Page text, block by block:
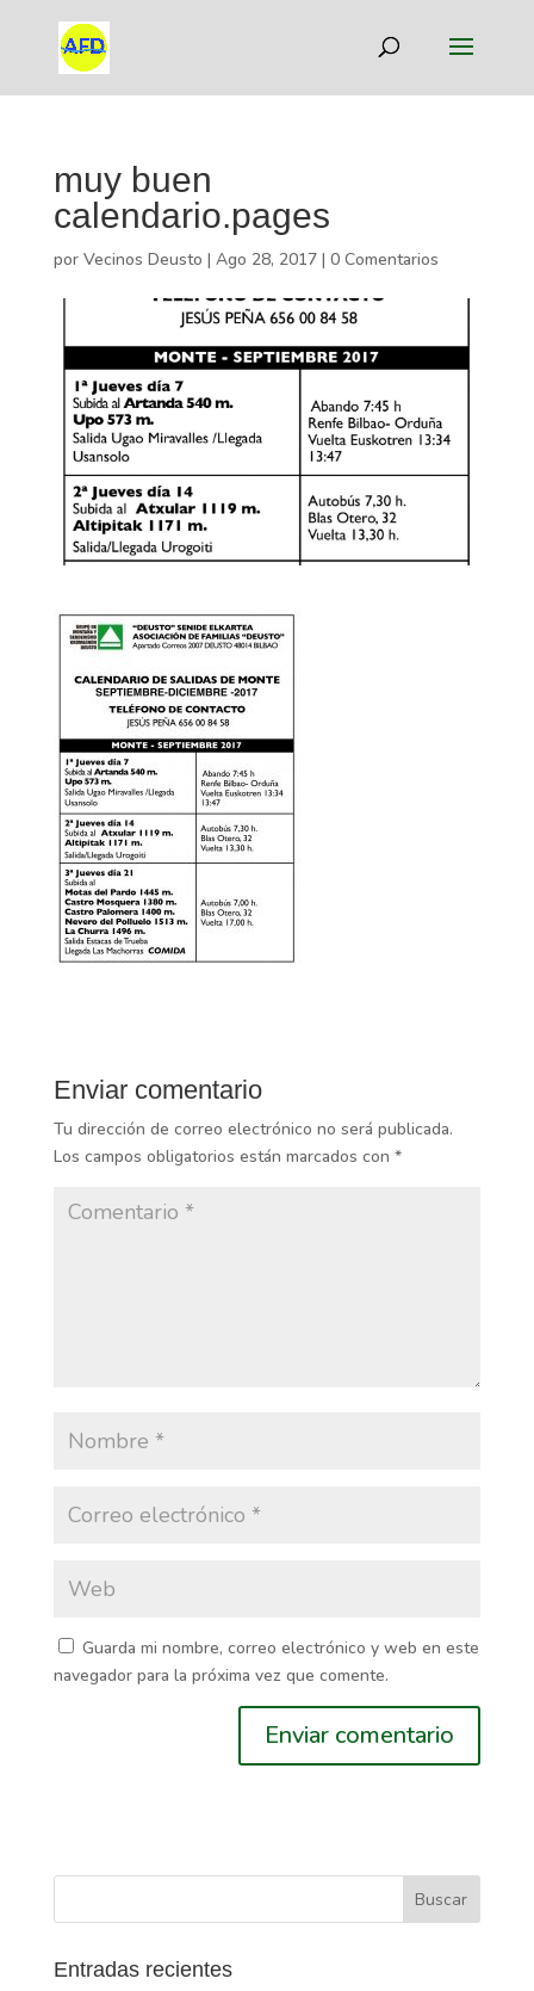
muy buen
calendario.pages
por Vecinos Deusto | Ago 28, 2017| 0 Comentarios
Enviar comentario
Tu dirección de correo electrónico no será publicada.
Los campos obligatorios están marcados con *
Guarda mi nombre, correo electrónico y web en este
navegador para la próxima vez que comente.
Entradas recientes